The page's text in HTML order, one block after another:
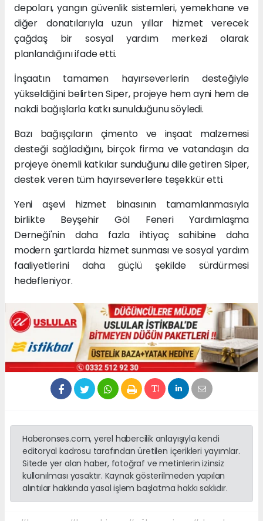
depoları, yangın güvenlik sistemleri, yemekhane ve
diğer donatılarıyla uzun yıllar hizmet verecek
çağdaş bir sosyal yardım merkezi olarak
planlandığını ifade etti.
İnşaatın tamamen hayırseverlerin desteğiyle
yükseldiğini belirten Siper, projeye hem ayni hem de
nakdi bağışlarla katkı sunulduğunu söyledi.
Bazı bağışçıların çimento ve inşaat malzemesi
desteği sağladığını, birçok firma ve vatandaşın da
projeye önemli katkılar sunduğunu dile getiren Siper,
destek veren tüm hayırseverlere teşekkür etti.
Yeni aşevi hizmet binasının tamamlanmasıyla
birlikte Beyşehir Göl Feneri Yardımlaşma
Derneği'nin daha fazla ihtiyaç sahibine daha
modern şartlarda hizmet sunması ve sosyal yardım
faaliyetlerini daha güçlü şekilde sürdürmesi
hedefleniyor.
Haberonses.com, yerel habercilik anlayışıyla kendi
editoryal kadrosu tarafından üretilen içerikleri yayımlar.
Sitede yer alan haber, fotoğraf ve metinlerin izinsiz
kullanılması yasaktır. Kaynak gösterilmeden yapılan
alıntılar hakkında yasal işlem başlatma hakkı saklıdır.